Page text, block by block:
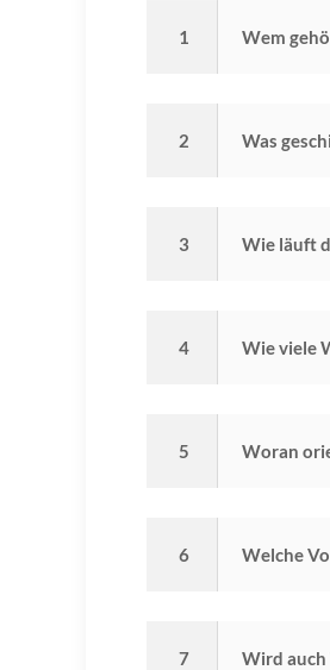
1 Wem
2 Was
3 Wie läuft
4 Wie viele
5 Woran
6 Welche
7 Wird auch